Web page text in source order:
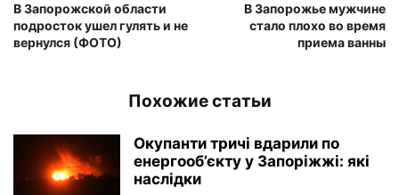
В Запорожской области
подросток ушел гулять и не
вернулся (ФОТО)
В Запорожье мужчине
стало плохо во время
приема ванны
Похожие статьи
Окупанти тричі вдарили по
енергооб’єкту у Запоріжжі: які
наслідки